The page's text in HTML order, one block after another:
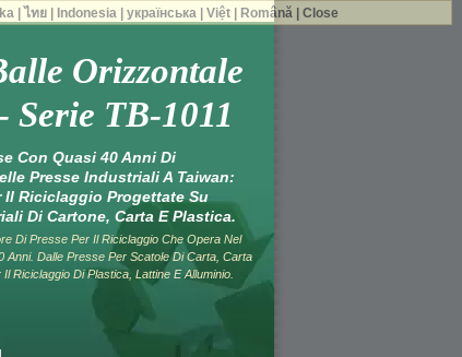
Orizzontale
Serie TB-1011
Con Quasi 40 Anni Di
Presse Industriali A Taiwan:
Il Riciclaggio Progettate Su
Di Cartone, Carta E Plastica.
Di Presse Per Il Riciclaggio Che Opera Nel
Anni. Dalle Presse Per Scatole Di Carta, Carta
Riciclaggio Di Plastica, Lattine E Alluminio.
|ไทย Indonesia |українська |Việt Română |Close